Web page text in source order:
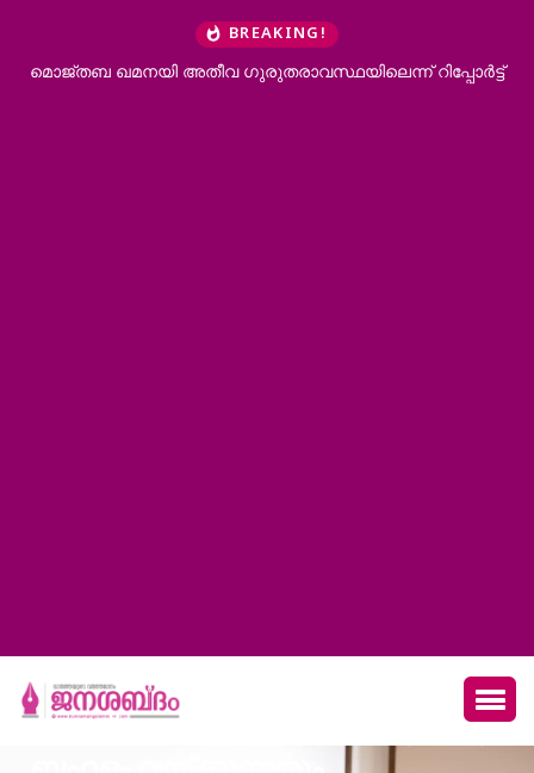
BREAKING!
ഖമനയി അതീവ ഗുരുതരാവസ്ഥയിലെന്ന് റിപ്പോര്‍ട്ട്
പരസ്‍പരം ശകാരം ചൊരിയുന്നതും